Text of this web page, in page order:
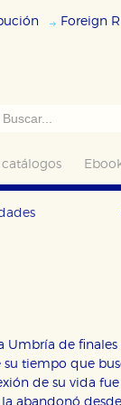
Foreign
catálogos
de finales
tiempo que
de su vida fue
abandonó desde